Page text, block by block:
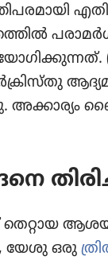
അക്കാര്യം
യേശു ഒരു